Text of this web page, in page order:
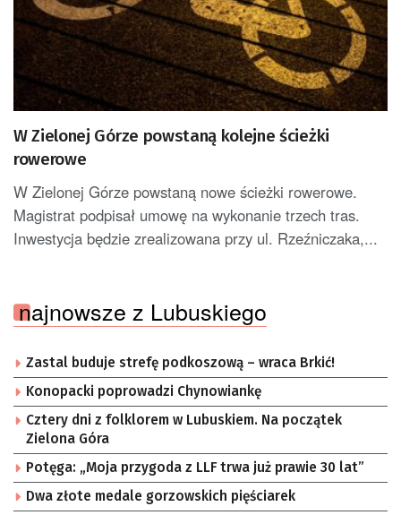
W Zielonej Górze powstaną kolejne ścieżki
rowerowe
W Zielonej Górze powstaną nowe ścieżki rowerowe.
Magistrat podpisał umowę na wykonanie trzech tras.
Inwestycja będzie zrealizowana przy ul. Rzeźniczaka,...
najnowsze z Lubuskiego
Zastal buduje strefę podkoszową – wraca Brkić!
Konopacki poprowadzi Chynowiankę
Cztery dni z folklorem w Lubuskiem. Na początek
Zielona Góra
Potęga: „Moja przygoda z LLF trwa już prawie 30 lat”
Dwa złote medale gorzowskich pięściarek